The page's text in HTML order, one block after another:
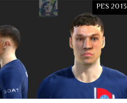
PES 2013